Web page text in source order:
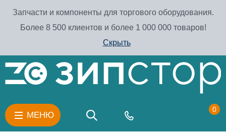
Запчасти и компоненты для торгового оборудования.
Более 8 500 клиентов и более 1 000 000 товаров!
Скрыть
МЕНЮ
0